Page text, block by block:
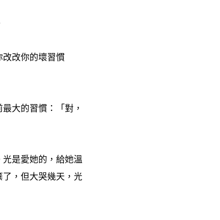
改改你的壞習慣
大的習慣 ： 「對 ，
是愛她的 ， 給她溫
， 但大哭幾天 ， 光